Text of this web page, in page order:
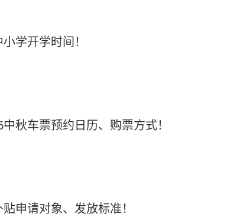
学开学时间！
秋车票预约日历、购票方式！
申请对象、发放标准！